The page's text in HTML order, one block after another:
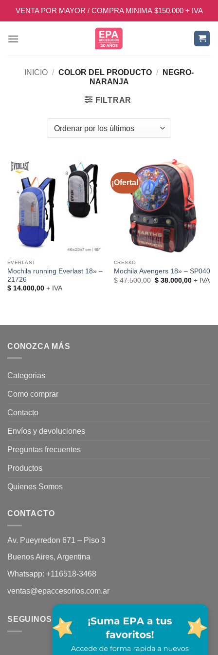
VENTA POR MAYOR / COMPRA MINIMA $150.000 + IVA
INICIO / COLOR DEL PRODUCTO /
NEGRO-
NARANJA
FILTRAR
EVERLAST
Mochila running Everlast 18» –
21726
$14.000,00+ IVA
¡Oferta!
CRESKO
Mochila Avengers 18» – SP040
$47.500,00 El
$38.000,00El
+ IVA
CONOZCA MÁS
Categorias
Como comprar
Contacto
Envíos y devoluciones
Preguntas frecuentes
Productos
Quienes Somos
CONTACTO
Av. Pueyrredon 671 – Piso 3
Buenos Aires, Argentina
Whatsapp: +116518-3468
ventas@epaccesorios.com.ar
SEGUINOS EN REDES